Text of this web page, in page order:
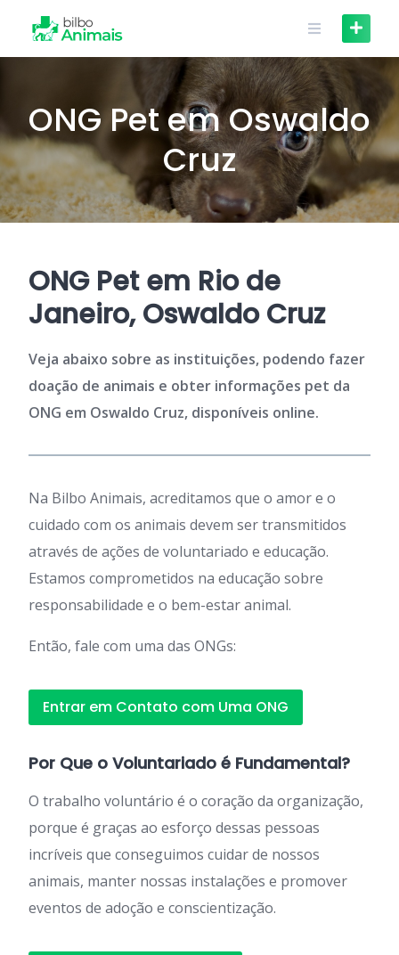
content
ONG Pet em Oswaldo
Cruz
ONG Pet em Rio de
Janeiro, Oswaldo Cruz
Veja abaixo sobre as instituições, podendo fazer
doação de animais e obter informações pet da
ONG em Oswaldo Cruz, disponíveis online.
Na Bilbo Animais, acreditamos que o amor e o
cuidado com os animais devem ser transmitidos
através de ações de voluntariado e educação.
Estamos comprometidos na educação sobre
responsabilidade e o bem-estar animal.
Então, fale com uma das ONGs:
Entrar em Contato com Uma ONG
Por Que o Voluntariado é Fundamental?
O trabalho voluntário é o coração da organização,
porque é graças ao esforço dessas pessoas
incríveis que conseguimos cuidar de nossos
animais, manter nossas instalações e promover
eventos de adoção e conscientização.